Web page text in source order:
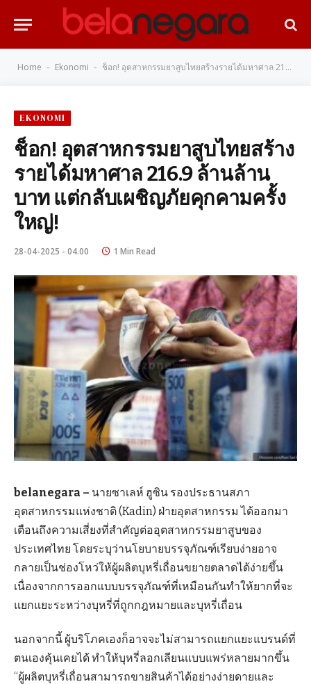
Home - Ekonomi - ช็อก! อุตสาหกรรมยาสูบไทยสร้างรายได้มหาศาล 216.9 ล้านล้านบาท แต่กลับเผชิญภัยคุกคามครั้งใหญ่!
EKONOMI
ช็อก! อุตสาหกรรมยาสูบไทยสร้าง
รายได้มหาศาล 216.9 ล้านล้าน
บาท แต่กลับเผชิญภัยคุกคามครั้ง
ใหญ่!
28-04-2025 - 04.00 1 Min Read
belanegara – นายซาเลห์ ฮูซิน รองประธานสภา
อุตสาหกรรมแห่งชาติ (Kadin) ฝ่ายอุตสาหกรรม ได้ออกมา
เตือนถึงความเสี่ยงที่สำคัญต่ออุตสาหกรรมยาสูบของ
ประเทศไทย โดยระบุว่านโยบายบรรจุภัณฑ์เรียบง่ายอาจ
กลายเป็นช่องโหว่ให้ผู้ผลิตบุหรี่เถื่อนขยายตลาดได้ง่ายขึ้น
เนื่องจากการออกแบบบรรจุภัณฑ์ที่เหมือนกันทำให้ยากที่จะ
แยกแยะระหว่างบุหรี่ที่ถูกกฎหมายและบุหรี่เถื่อน
นอกจากนี้ ผู้บริโภคเองก็อาจจะไม่สามารถแยกแยะแบรนด์ที่
ตนเองคุ้นเคยได้ ทำให้บุหรี่ลอกเลียนแบบแพร่หลายมากขึ้น
“ผู้ผลิตบุหรี่เถื่อนสามารถขายสินค้าได้อย่างง่ายดายและ